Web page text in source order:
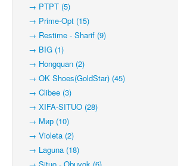
→ PTPT (5)
→ Prime-Opt (15)
→ Restime - Sharif (9)
→ BIG (1)
→ Hongquan (2)
→ OK Shoes(GoldStar) (45)
→ Clibee (3)
→ XIFA-SITUO (28)
→ Мир (10)
→ Violeta (2)
→ Laguna (18)